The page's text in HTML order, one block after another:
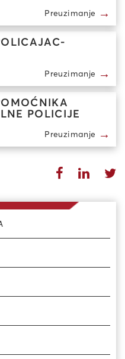
Preuzimanje →
Preuzimanje →
POLICIJE
Preuzimanje →